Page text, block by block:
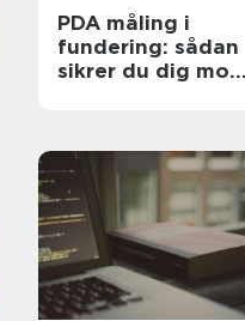
PDA måling i
fundering: sådan
sikrer du dig mod